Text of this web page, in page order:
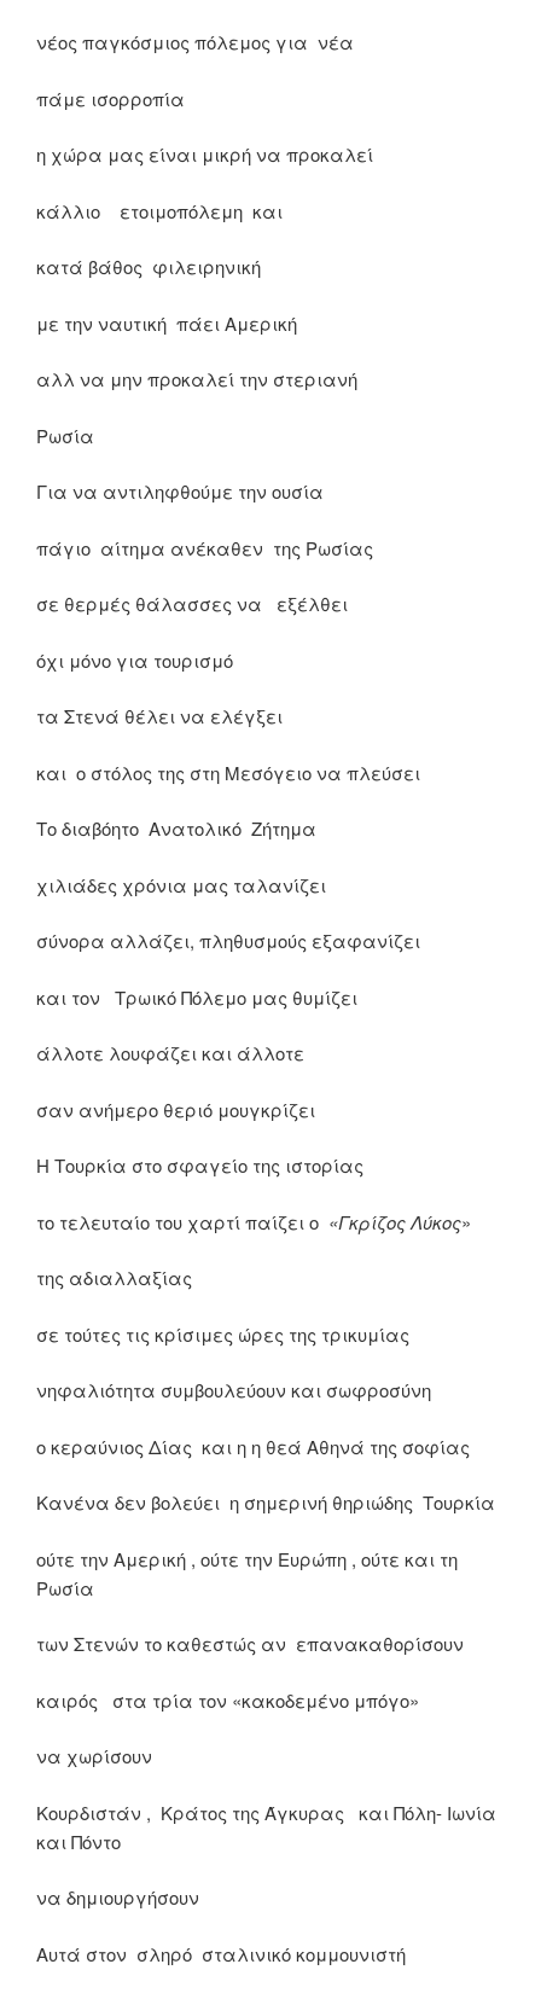
νέος παγκόσμιος πόλεμος για νέα
πάμε ισορροπία
η χώρα μας είναι μικρή να προκαλεί
κάλλιο ετοιμοπόλεμη και
κατά βάθος φιλειρηνική
με την ναυτική πάει Αμερική
αλλ να μην προκαλεί την στεριανή
Ρωσία
Για να αντιληφθούμε την ουσία
πάγιο αίτημα ανέκαθεν της Ρωσίας
σε θερμές θάλασσες να εξέλθει
όχι μόνο για τουρισμό
τα Στενά θέλει να ελέγξει
και ο στόλος της στη Μεσόγειο να πλεύσει
Το διαβόητο Ανατολικό Ζήτημα
χιλιάδες χρόνια μας ταλανίζει
σύνορα αλλάζει, πληθυσμούς εξαφανίζει
και τον Τρωικό Πόλεμο μας θυμίζει
άλλοτε λουφάζει και άλλοτε
σαν ανήμερο θεριό μουγκρίζει
Η Τουρκία στο σφαγείο της ιστορίας
το τελευταίο του χαρτί παίζει ο «Γκρίζος Λύκος»
της αδιαλλαξίας
σε τούτες τις κρίσιμες ώρες της τρικυμίας
νηφαλιότητα συμβουλεύουν και σωφροσύνη
ο κεραύνιος Δίας και η η θεά Αθηνά της σοφίας
Κανένα δεν βολεύει η σημερινή θηριώδης Τουρκία
ούτε την Αμερική , ούτε την Ευρώπη , ούτε και τη
Ρωσία
των Στενών το καθεστώς αν επανακαθορίσουν
καιρός στα τρία τον «κακοδεμένο μπόγο»
να χωρίσουν
Κουρδιστάν , Κράτος της Άγκυρας και Πόλη- Ιωνία
και Πόντο
να δημιουργήσουν
Αυτά στον σληρό σταλινικό κομμουνιστή